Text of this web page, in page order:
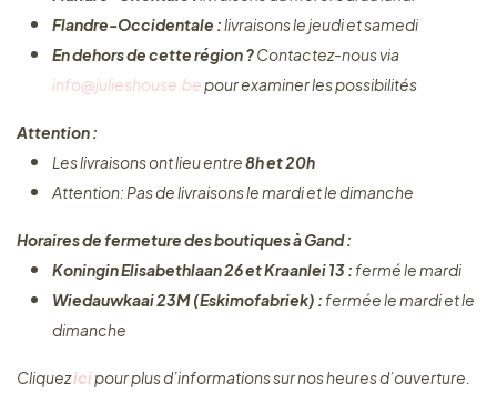
Flandre-Occidentale :livraisons le jeudi et samedi
En dehors de cette région ?Contactez-nous via
info@julieshouse.bepour examiner les possibilités
Attention :
Les livraisons ont lieu entre8h et 20h
Attention: Pas de livraisons le mardi et le dimanche
Horaires de fermeture des boutiques à Gand :
Koningin Elisabethlaan 26 et Kraanlei 13 :fermé le mardi
Wiedauwkaai 23M (Eskimofabriek) :fermée le mardi et le
dimanche
Cliquez ​icipour plus d’informations sur nos heures d’ouverture.